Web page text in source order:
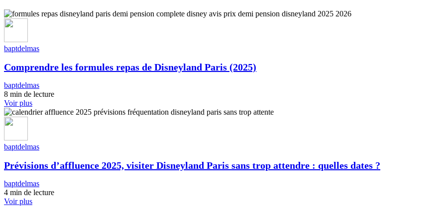
baptdelmas
Comprendre les formules repas de Disneyland Paris (2025)
baptdelmas
8 min de lecture
Voir plus
baptdelmas
Prévisions d’affluence 2025, visiter Disneyland Paris sans trop attendre : quelles dates ?
baptdelmas
4 min de lecture
Voir plus